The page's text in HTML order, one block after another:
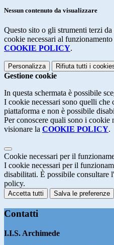
Nessun contenuto da visualizzare
Questo sito o gli strumenti terzi
cookie necessari al
COOKIE POLICY.
Personalizza Rifiuta tutti i
Gestione cookie
In questa schermata è possibile
I cookie necessari sono quelli
piattaforma e non è possibile
Per conoscere quali sono i cookie
visionare la COOKIE POLICY.
Cookie necessari per il
I cookie necessari per il
disabilitati. È possibile consultare
policy.
Accetta tutti Salva le preferenze
Contatti
I.I.S. Archimede